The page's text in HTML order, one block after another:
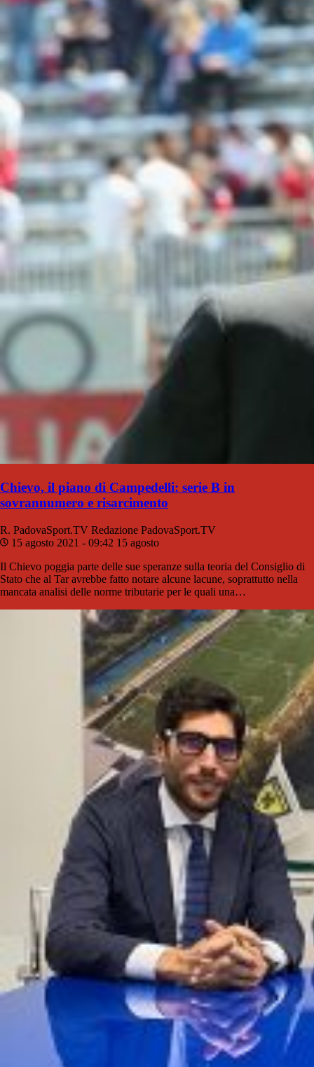
Chievo, il piano di Campedelli: serie B in
sovrannumero e risarcimento
R. PadovaSport.TV Redazione PadovaSport.TV
15 agosto 2021 - 09:42 15 agosto
Il Chievo poggia parte delle sue speranze sulla teoria del Consiglio di
Stato che al Tar avrebbe fatto notare alcune lacune, soprattutto nella
mancata analisi delle norme tributarie per le quali una…